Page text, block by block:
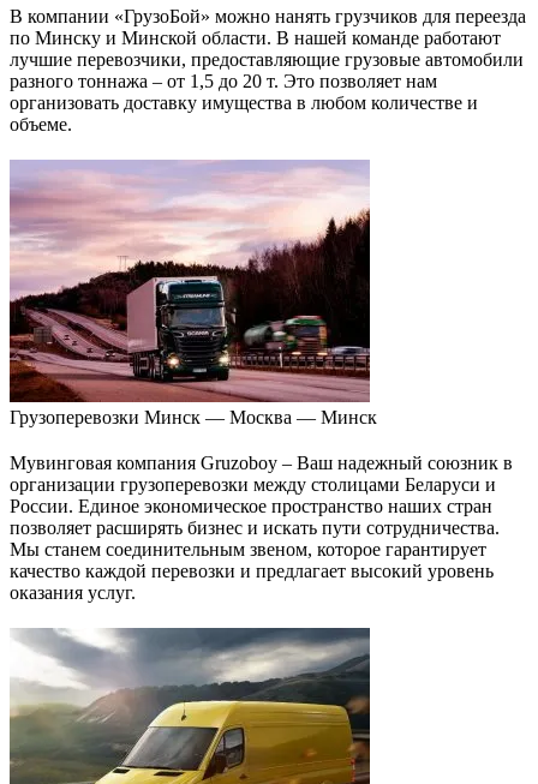
В компании «ГрузоБой» можно нанять грузчиков для переезда
по Минску и Минской области. В нашей команде работают
лучшие перевозчики, предоставляющие грузовые автомобили
разного тоннажа – от 1,5 до 20 т. Это позволяет нам
организовать доставку имущества в любом количестве и
объеме.
Грузоперевозки Минск — Москва — Минск
Мувинговая компания Gruzoboy – Ваш надежный союзник в
организации грузоперевозки между столицами Беларуси и
России. Единое экономическое пространство наших стран
позволяет расширять бизнес и искать пути сотрудничества.
Мы станем соединительным звеном, которое гарантирует
качество каждой перевозки и предлагает высокий уровень
оказания услуг.